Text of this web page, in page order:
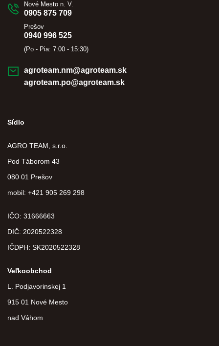
Nové Mesto n. V.
0905 875 709
Prešov
0940 996 525
(Po - Pia: 7:00 - 15:30)
agroteam.nm@agroteam.sk
agroteam.po@agroteam.sk
Sídlo
AGRO TEAM, s.r.o.
Pod Táborom 43
080 01 Prešov
mobil: +421 905 269 298
IČO: 31666663
DIČ: 2020522328
IČDPH: SK2020522328
Veľkoobchod
L. Podjavorinskej 1
915 01 Nové Mesto
nad Váhom